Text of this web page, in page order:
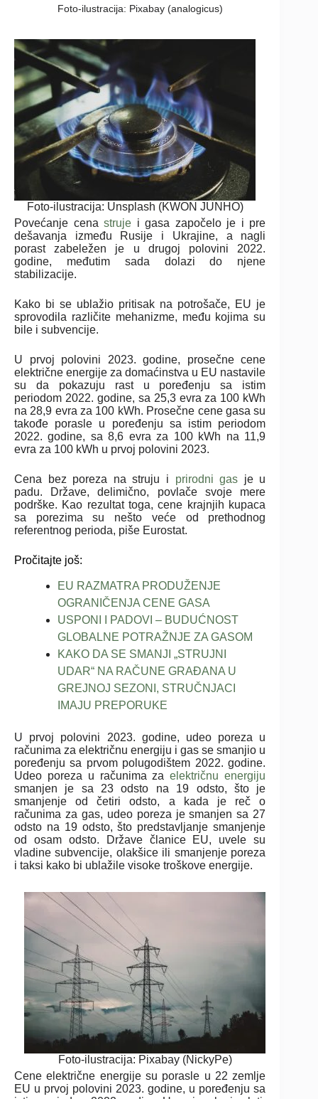
Foto-ilustracija: Pixabay (analogicus)
Foto-ilustracija: Unsplash (KWON JUNHO)
Povećanje cenastruje i gasa započelo je i pre
dešavanja između Rusije i Ukrajine, a nagli
porast zabeležen je u drugoj polovini 2022.
godine, međutim sada dolazi do njene
stabilizacije.
Kako bi se ublažio pritisak na potrošače, EU je
sprovodila različite mehanizme, među kojima su
bile i subvencije.
U prvoj polovini 2023. godine, prosečne cene
električne energije za domaćinstva u EU nastavile
su da pokazuju rast u poređenju sa istim
periodom 2022. godine, sa 25,3 evra za 100 kWh
na 28,9 evra za 100 kWh. Prosečne cene gasa su
takođe porasle u poređenju sa istim periodom
2022. godine, sa 8,6 evra za 100 kWh na 11,9
evra za 100 kWh u prvoj polovini 2023.
Cena bez poreza na struju i prirodni gas je u
padu. Države, delimično, povlače svoje mere
podrške. Kao rezultat toga, cene krajnjih kupaca
sa porezima su nešto veće od prethodnog
referentnog perioda, piše Eurostat.
Pročitajte još:
EU RAZMATRA PRODUŽENJE
OGRANIČENJA CENE GASA
USPONI I PADOVI – BUDUĆNOST
GLOBALNE POTRAŽNJE ZA GASOM
KAKO DA SE SMANJI „STRUJNI
UDAR“ NA RAČUNE GRAĐANA U
GREJNOJ SEZONI, STRUČNJACI
IMAJU PREPORUKE
U prvoj polovini 2023. godine, udeo poreza u
računima za električnu energiju i gas se smanjio u
poređenju sa prvom polugodištem 2022. godine.
Udeo poreza u računima zaelektričnu energiju
smanjen je sa 23 odsto na 19 odsto, što je
smanjenje od četiri odsto, a kada je reč o
računima za gas, udeo poreza je smanjen sa 27
odsto na 19 odsto, što predstavljanje smanjenje
od osam odsto. Države članice EU, uvele su
vladine subvencije, olakšice ili smanjenje poreza
i taksi kako bi ublažile visoke troškove energije.
Foto-ilustracija: Pixabay (NickyPe)
Cene električne energije su porasle u 22 zemlje
EU u prvoj polovini 2023. godine, u poređenju sa